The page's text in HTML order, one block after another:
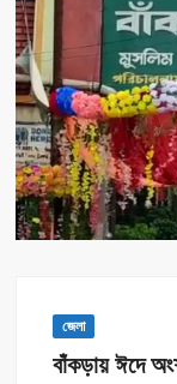
জেলা
বাঁকড়ায় ঈদে